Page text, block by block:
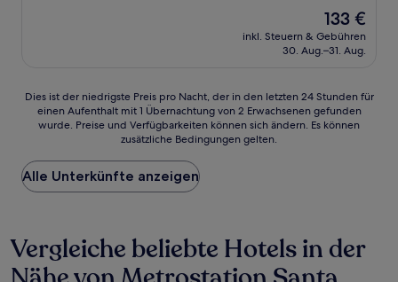
Der
Preis
beträgt
133 €
inkl. Steuern & Gebühren
30. Aug.–31. Aug.
Dies
der
Preis
pro
Nacht,
den
letzten
24 Stunden
Dies ist der niedrigste Preis pro Nacht, der in den letzten 24 Stunden für
einen Aufenthalt mit 1 Übernachtung von 2 Erwachsenen gefunden
wurde. Preise und Verfügbarkeiten können sich ändern. Es können
zusätzliche Bedingungen gelten.
Alle Unterkünfte anzeigen
Vergleiche beliebte Hotels in der